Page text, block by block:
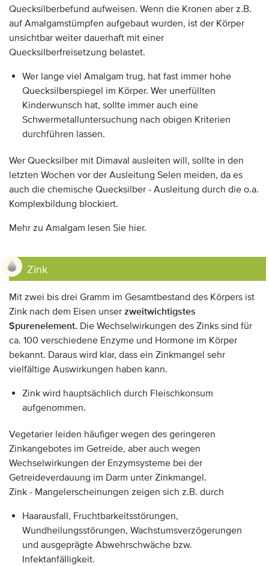
Quecksilberbefund aufweisen. Wenn die Kronen aber z.B.
auf Amalgamstümpfen aufgebaut wurden, ist der Körper
unsichtbar weiter dauerhaft mit einer
Quecksilberfreisetzung belastet.
Wer lange viel Amalgam trug, hat fast immer hohe
Quecksilberspiegel im Körper. Wer unerfüllten
Kinderwunsch hat, sollte immer auch eine
Schwermetalluntersuchung nach obigen Kriterien
durchführen lassen.
Wer Quecksilber mit Dimaval ausleiten will, sollte in den
letzten Wochen vor der Ausleitung Selen meiden, da es
auch die chemische Quecksilber - Ausleitung durch die o.a.
Komplexbildung blockiert.
Mehr zu Amalgam lesen Sie hier.
Zink
Mit zwei bis drei Gramm im Gesamtbestand des Körpers ist
Zink nach dem Eisen unser zweitwichtigstes
Spurenelement. Die Wechselwirkungen des Zinks sind für
ca. 100 verschiedene Enzyme und Hormone im Körper
bekannt. Daraus wird klar, dass ein Zinkmangel sehr
vielfältige Auswirkungen haben kann.
Zink wird hauptsächlich durch Fleischkonsum
aufgenommen.
Vegetarier leiden häufiger wegen des geringeren
Zinkangebotes im Getreide, aber auch wegen
Wechselwirkungen der Enzymsysteme bei der
Getreideverdauung im Darm unter Zinkmangel.
Zink - Mangelerscheinungen zeigen sich z.B. durch
Haarausfall, Fruchtbarkeitsstörungen,
Wundheilungsstörungen, Wachstumsverzögerungen
und ausgeprägte Abwehrschwäche bzw.
Infektanfälligkeit.